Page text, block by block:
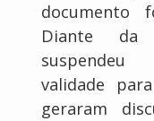
documento
Diante da
validade
geraram